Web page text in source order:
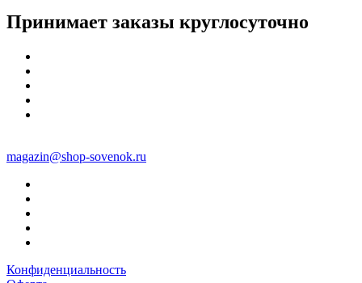
Принимает заказы круглосуточно
magazin@shop-sovenok.ru
Конфиденциальность